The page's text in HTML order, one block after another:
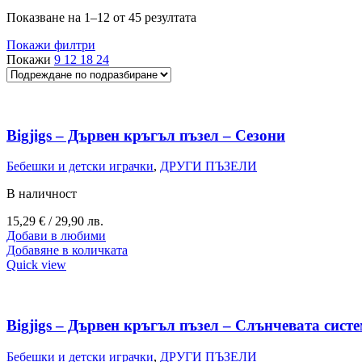
Показване на 1–12 от 45 резултата
Покажи филтри
Покажи 9 12 18 24
Bigjigs – Дървен кръгъл пъзел – Сезони
Бебешки и детски играчки, ДРУГИ ПЪЗЕЛИ
В наличност
15,29 € / 29,90 лв.
Добави в любими
Добавяне в количката
Quick view
Bigjigs – Дървен кръгъл пъзел – Слънчевата
Бебешки и детски играчки, ДРУГИ ПЪЗЕЛИ